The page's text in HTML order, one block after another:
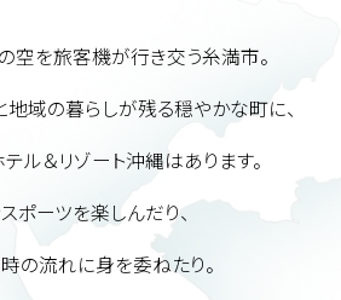
空を旅客機が行き交う糸満市。
域の暮らしが残る穏やかな町に、
ル＆リゾート沖縄はあります。
ポーツを楽しんだり、
の流れに身を委ねたり。